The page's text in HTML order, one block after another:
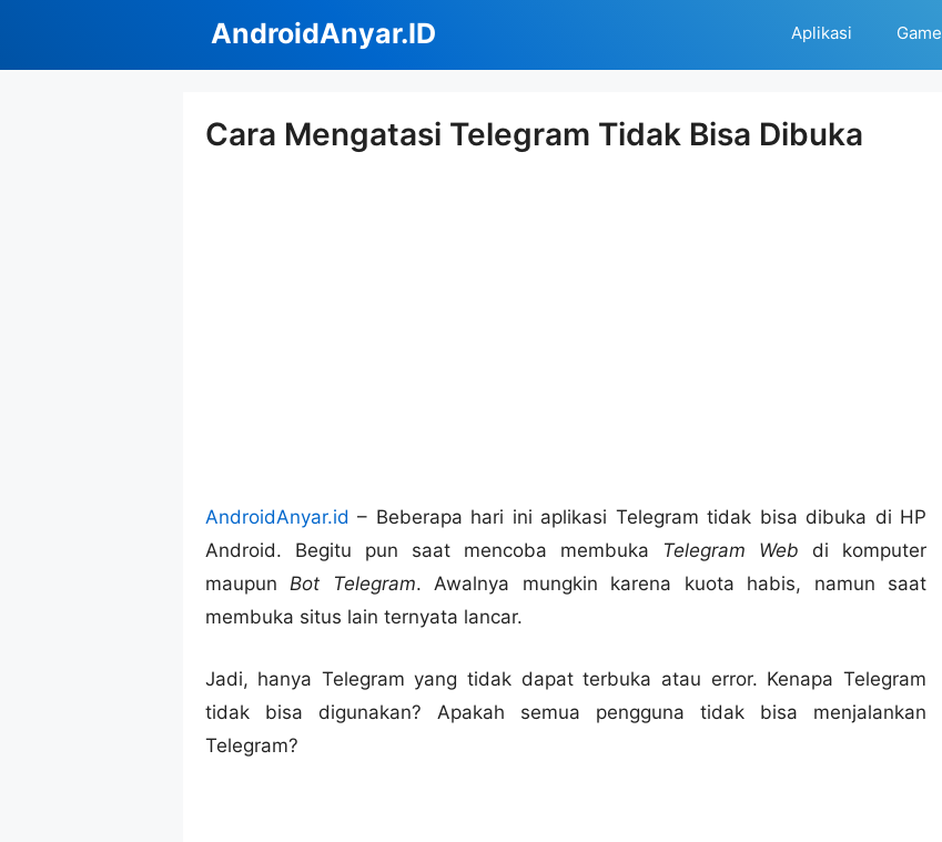
isi
AndroidAnyar.ID Aplikasi Game
Cara Mengatasi Telegram Tidak Bisa Dibuka
AndroidAnyar.id – Beberapa hari ini aplikasi Telegram tidak bisa dibuka di HP
Android. Begitu pun saat mencoba membuka
Telegram Web di komputer
maupun Bot Telegram. Awalnya mungkin karena kuota habis, namun saat
membuka situs lain ternyata lancar.
Jadi, hanya Telegram yang tidak dapat terbuka atau error. Kenapa Telegram
tidak bisa digunakan? Apakah semua pengguna tidak bisa menjalankan
Telegram?